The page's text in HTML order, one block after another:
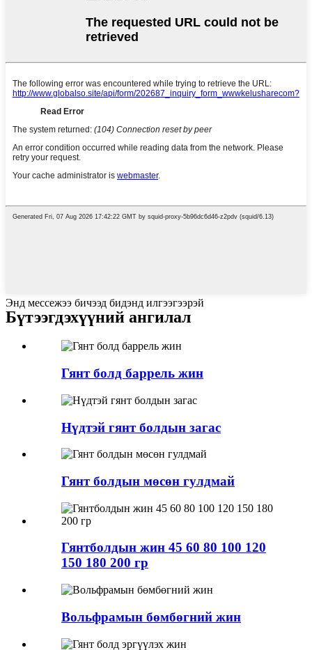
Энд мессежээ бичээд бидэнд илгээгээрэй
Бүтээгдэхүүний ангилал
Гянт болд баррель жин
Нүдтэй гянт болдын загас
Гянт болдын мөсөн гулдмай
Гянтболдын жин 45 60 80 100 120
150 180 200 гр
Вольфрамын бөмбөгний жин